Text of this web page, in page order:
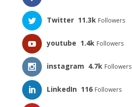
Twitter 11.3k Followers
youtube 1.4k Followers
instagram 4.7k Followers
LinkedIn 116 Followers